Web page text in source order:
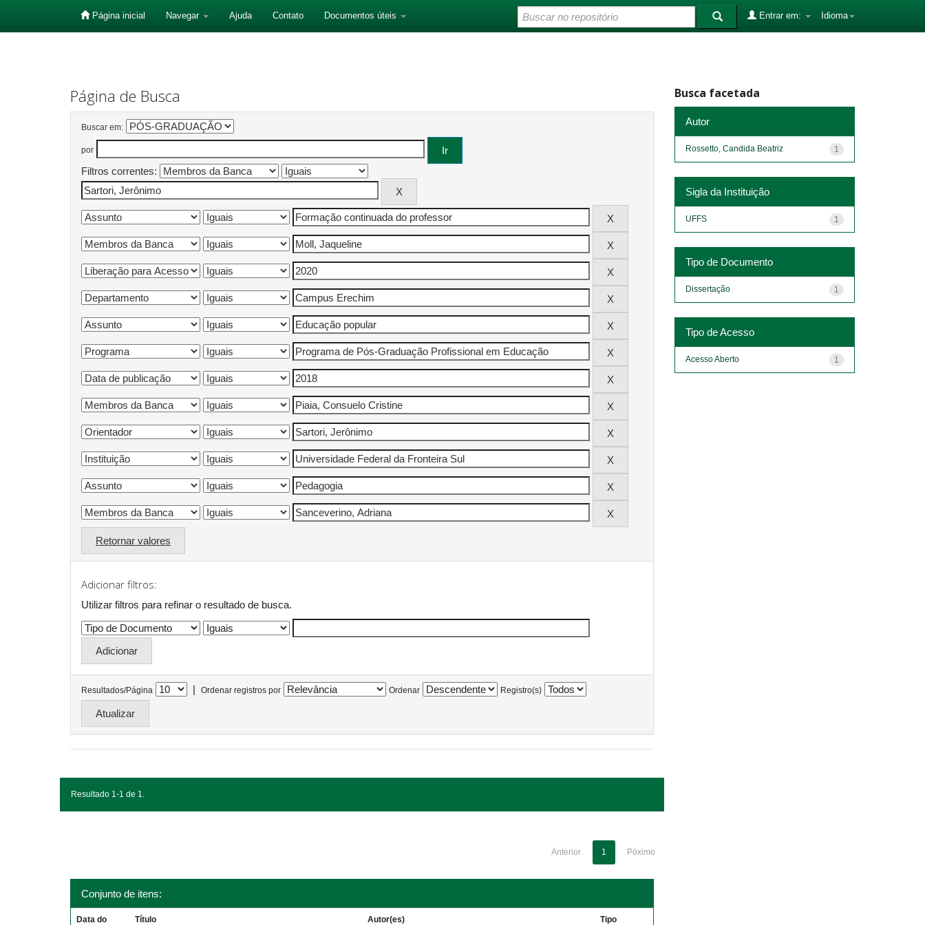
Página inicial Navegar Ajuda Contato Documentos úteis Idioma
Entrar em:
Página de Busca
Buscar em:
por
Filtros correntes:
Retornar valores
Adicionar filtros:
Utilizar filtros para refinar o resultado de busca.
Resultados/Página | Ordenar registros por Ordenar Registro(s)
Resultado 1-1 de 1.
Anterior 1 Póximo
Conjunto de itens:
Data do Título Autor(es) Tipo
Busca facetada
Autor
1
Rossetto, Candida Beatriz
Sigla da Instituição
1
UFFS
Tipo de Documento
1
Dissertação
Tipo de Acesso
1
Acesso Aberto